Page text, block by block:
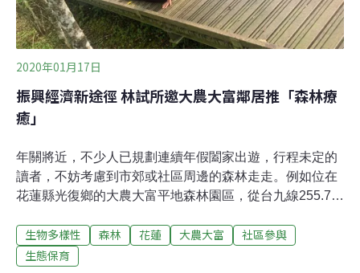
2020年01月17日
振興經濟新途徑 林試所邀大農大富鄰居推「森林療
癒」
年關將近，不少人已規劃連續年假闔家出遊，行程未定的
讀者，不妨考慮到市郊或社區周邊的森林走走。例如位在
花蓮縣光復鄉的大農大富平地森林園區，從台九線255.7公
由鄰近社區經營的小火車穿梭林區，享受一段森林療癒之
旅。「森林療癒」（forest therapy）的概念，源自於相關
生物多樣性 森林 花蓮 大農大富
社區參與
生態保育